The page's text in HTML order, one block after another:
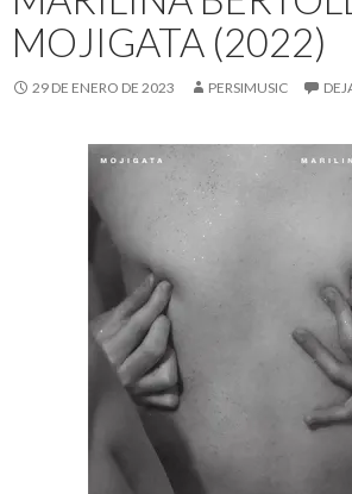
MOJIGATA (2022)
29 DE ENERO DE 2023 PERSIMUSIC